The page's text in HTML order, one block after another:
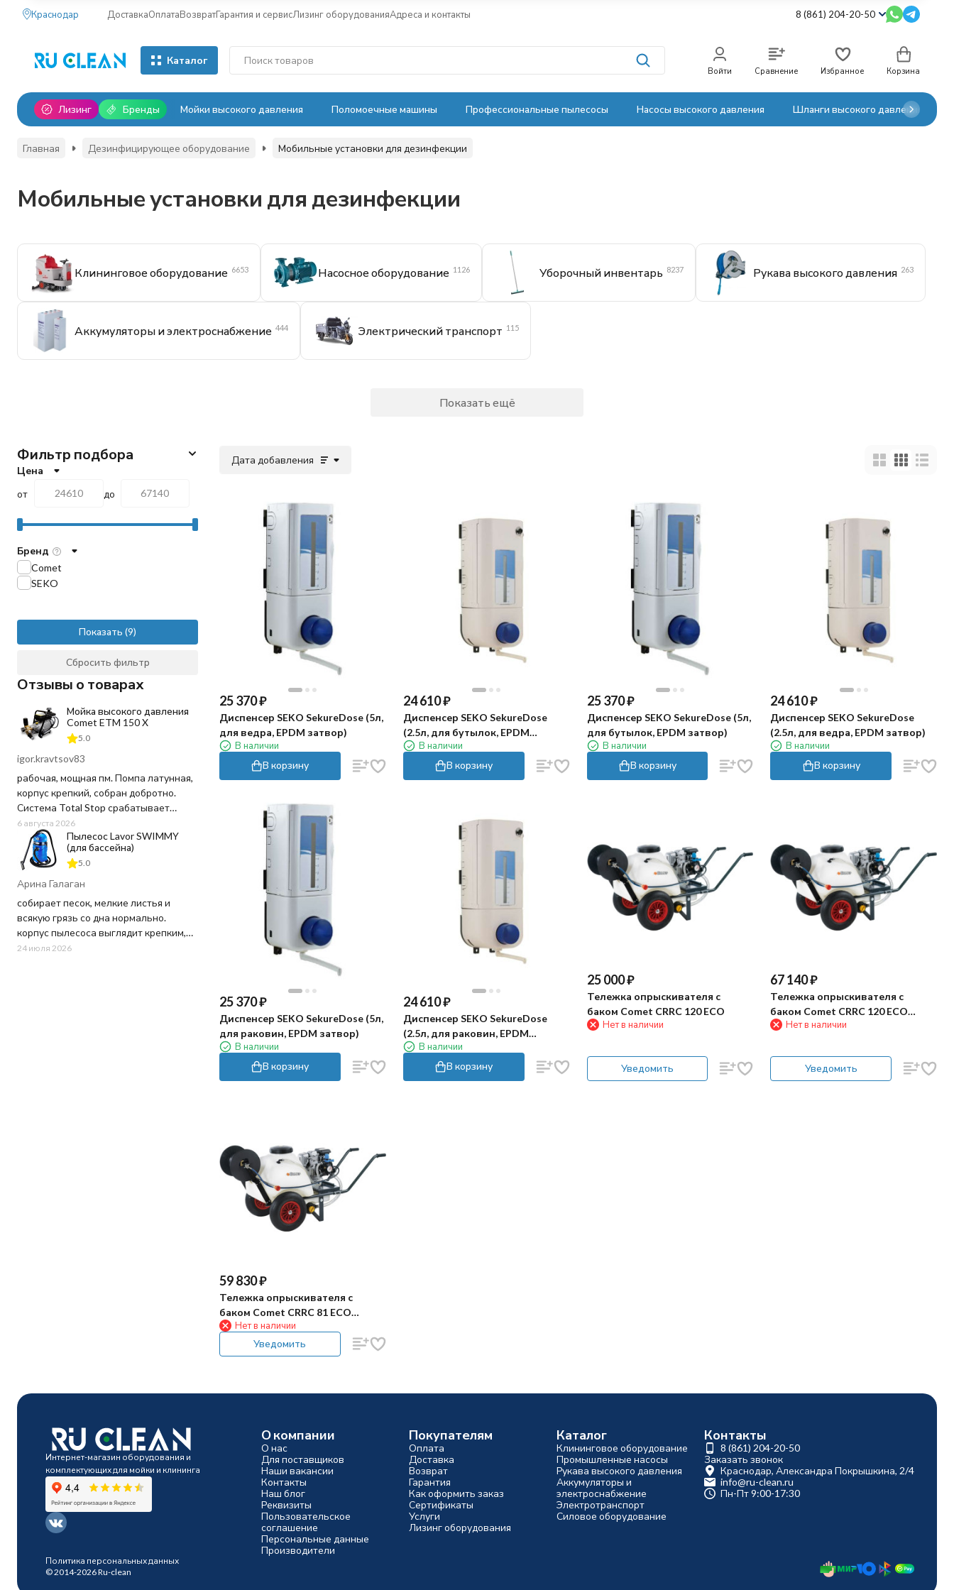
Краснодар ДоставкаОплатаВозвратГарантия и сервисЛизинг оборудованияАдреса и контакты 8 (861) 204-20-50
Каталог
Войти Сравнение Избранное Корзина
Лизинг Бренды Мойки высокого давления Поломоечные машины Профессиональные пылесосы Насосы высокого давления Шланги высокого давления
Главная Дезинфицирующее оборудование Мобильные установки для дезинфекции
Мобильные установки для дезинфекции
Клининговое оборудование 6653 Насосное оборудование 1126 Уборочный инвентарь 8237 Рукава высокого давления 263
Аккумуляторы и электроснабжение 444 Электрический транспорт 115
Показать ещё
Дата добавления
25 370₽
Диспенсер SEKO SekureDose (5л,
для ведра, EPDM затвор)
В наличии
В корзину
24 610₽
Диспенсер SEKO SekureDose
(2.5л, для бутылок, EPDM
затвор)
В наличии
В корзину
25 370₽
Диспенсер SEKO SekureDose (5л,
для бутылок, EPDM затвор)
В наличии
В корзину
24 610₽
Диспенсер SEKO SekureDose
(2.5л, для ведра, EPDM затвор)
В наличии
В корзину
25 370₽
Диспенсер SEKO SekureDose (5л,
для раковин, EPDM затвор)
В наличии
В корзину
24 610₽
Диспенсер SEKO SekureDose
(2.5л, для раковин, EPDM
затвор)
В наличии
В корзину
25 000₽
Тележка опрыскивателя с
баком Comet CRRC 120 ECO
Нет в наличии
Уведомить
67 140₽
Тележка опрыскивателя с
баком Comet CRRC 120 ECO
(пистолет, шланг 10м, 125л)
Нет в наличии
Уведомить
59 830₽
Тележка опрыскивателя с
баком Comet CRRC 81 ECO
(пистолет, шланг, 80л)
Нет в наличии
Уведомить
Фильтр подбора
Цена
от
до
Бренд
Comet
SEKO
Показать
Сбросить фильтр
Отзывы о товарах
Мойка высокого давления
Comet ETM 150 X
5.0
igor.kravtsov83
рабочая, мощная пм. Помпа латунная,
корпус крепкий, собран добротно.
Система Total Stop срабатывает
четко, отпустил курок - движок заглох,
воду и ресурс не тратит попусту.
Напор выдает отличный, грязь
сбивает на ура, даже засохшую глину
с арок. Шланг в комплекте
качественный, не перекручивается
постоянно как на дешевых мойках.
6 августа 2026
Пылесос Lavor SWIMMY
(для бассейна)
5.0
Арина Галаган
собирает песок, мелкие листья и
всякую грязь со дна нормально.
корпус пылесоса выглядит крепким,
пластик не "хлипкий", а шланг
24 июля 2026
Интернет-магазин оборудования и
комплектующих для мойки и клининга
О компании
О нас
Для поставщиков
Наши вакансии
Контакты
Наш блог
Реквизиты
Пользовательское
соглашение
Персональные данные
Производители
Покупателям
Оплата
Доставка
Возврат
Гарантия
Как оформить заказ
Сертификаты
Услуги
Лизинг оборудования
Каталог
Клининговое оборудование
Промышленные насосы
Рукава высокого давления
Аккумуляторы и
электроснабжение
Электротранспорт
Силовое оборудование
Контакты
8 (861) 204-20-50
Заказать звонок
Краснодар, Александра Покрышкина, 2/4
info@ru-clean.ru
Пн-Пт 9:00-17:30
Политика персональных данных
© 2014-2026 Ru-clean